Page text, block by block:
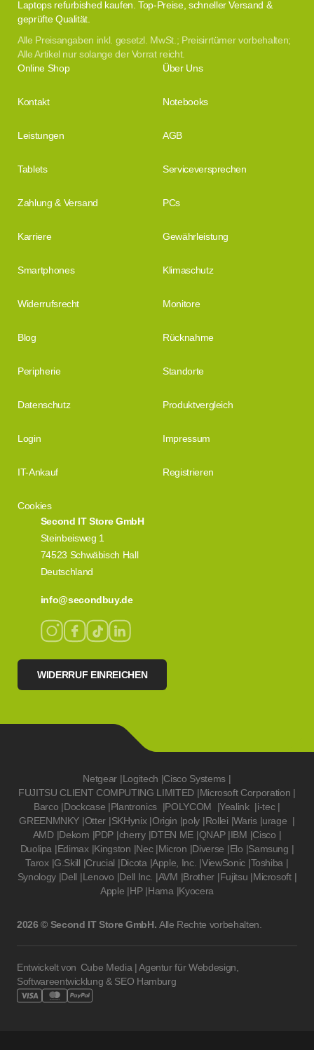
Laptops refurbished kaufen. Top-Preise, schneller Versand &
geprüfte Qualität.
Alle Preisangaben inkl. gesetzl. MwSt.; Preisirrtümer vorbehalten;
Alle Artikel nur solange der Vorrat reicht.
Second IT Store GmbH
Steinbeisweg 1
74523 Schwäbisch Hall
Deutschland
info@secondbuy.de
WIDERRUF EINREICHEN
Online Shop Über Uns
Kontakt Notebooks
Leistungen AGB
Tablets Serviceversprechen
Zahlung & Versand PCs
Karriere Gewährleistung
Smartphones Klimaschutz
Widerrufsrecht Monitore
Blog Rücknahme
Peripherie Standorte
Datenschutz Produktvergleich
Login Impressum
IT-Ankauf Registrieren
Cookies
Netgear |Logitech |Cisco Systems |
FUJITSU CLIENT COMPUTING LIMITED |Microsoft Corporation |
Barco |Dockcase |Plantronics |POLYCOM |Yealink |i-tec |
GREENMNKY |Otter |SKHynix |Origin |poly |Rollei |Waris |urage |
AMD |Dekom |PDP |cherry |DTEN ME |QNAP |IBM |Cisco |
Duolipa |Edimax |Kingston |Nec |Micron |Diverse |Elo |Samsung |
Tarox |G.Skill |Crucial |Dicota |Apple, Inc. |ViewSonic |Toshiba |
Synology |Dell |Lenovo |Dell Inc. |AVM |Brother |Fujitsu |Microsoft |
Apple |HP |Hama |Kyocera
2026 © Second IT Store GmbH. Alle Rechte vorbehalten.
Entwickelt von Cube Media | Agentur für Webdesign,
Softwareentwicklung & SEO Hamburg